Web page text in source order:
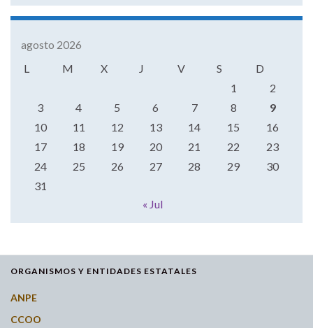
agosto 2026
L
M X J V S
D
1
2
3
4 5 6 7 8
9
10
11 12 13 14 15
16
17
18 19 20 21 22
23
24
25 26 27 28 29
30
31
« Jul
ORGANISMOS Y ENTIDADES ESTATALES
ANPE
CCOO